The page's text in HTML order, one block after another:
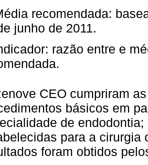
recomendada:
junho de 2011.
razão entre e
CEO cumpriram
básicos em
de
para a cirurgia
foram obtidos